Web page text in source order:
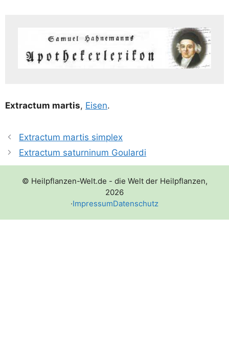
Extra­c­tum mar­tis, Eisen.
Extractum martis simplex
Extractum saturninum Goulardi
© Heilpflanzen-Welt.de - die Welt der Heilpflanzen,
2026
·ImpressumDatenschutz